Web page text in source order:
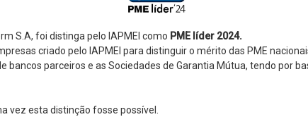
S.A, foi distinga pelo IAPMEI como PME líder 2024.
criado pelo IAPMEI para distinguir o mérito das PME
bancos parceiros e as Sociedades de Garantia Mútua, tendo por
vez esta distinção fosse possível.